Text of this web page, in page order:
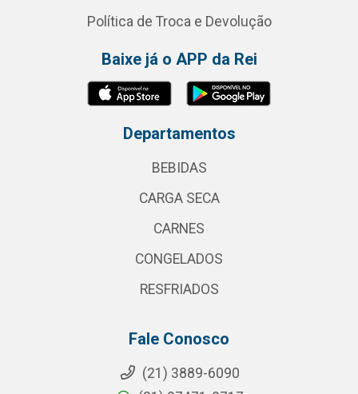
Política de Troca e Devolução
Baixe já o APP da Rei
Departamentos
BEBIDAS
CARGA SECA
CARNES
CONGELADOS
RESFRIADOS
Fale Conosco
(21) 3889-6090